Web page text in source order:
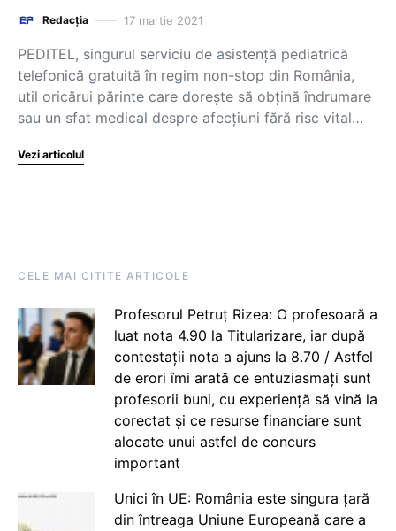
Redacția 17 martie 2021
PEDITEL, singurul serviciu de asistență pediatrică
telefonică gratuită în regim non-stop din România,
util oricărui părinte care dorește să obțină îndrumare
sau un sfat medical despre afecțiuni fără risc vital…
Vezi articolul
CELE MAI CITITE ARTICOLE
Profesorul Petruț Rizea: O profesoară a
luat nota 4.90 la Titularizare, iar după
contestații nota a ajuns la 8.70 / Astfel
de erori îmi arată ce entuziasmați sunt
profesorii buni, cu experiență să vină la
corectat și ce resurse financiare sunt
alocate unui astfel de concurs
important
Unici în UE: România este singura țară
din întreaga Uniune Europeană care a